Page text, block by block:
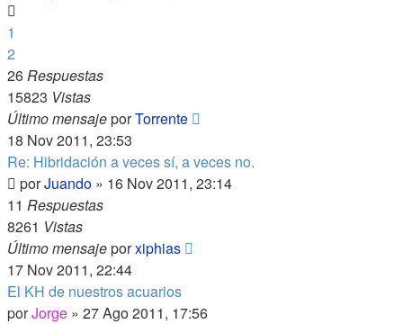
1
2
26Respuestas
15823 Vistas
Último mensajeporTorrente
18 Nov 2011, 23:53
Re: Hibridación a veces sí, a veces no.
porJuando » 16 Nov 2011, 23:14
11 Respuestas
8261 Vistas
Último mensajeporxiphias
17 Nov 2011, 22:44
El KH de nuestros acuarios
porJorge » 27 Ago 2011, 17:56